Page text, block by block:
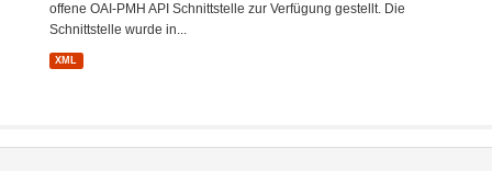
offene OAI-PMH API Schnittstelle zur Verfügung gestellt. Die
Schnittstelle wurde in...
XML